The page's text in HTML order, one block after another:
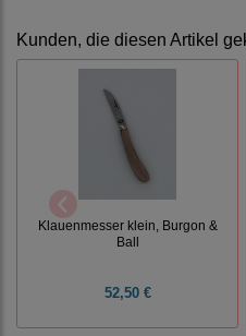
Kunden, die diesen Artikel
Klauenmesser klein, Burgon &
Ball
52,50 €